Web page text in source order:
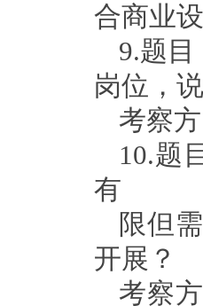
合商业
9.题
岗位，
考察
10.题
有
限但
开展？
考察